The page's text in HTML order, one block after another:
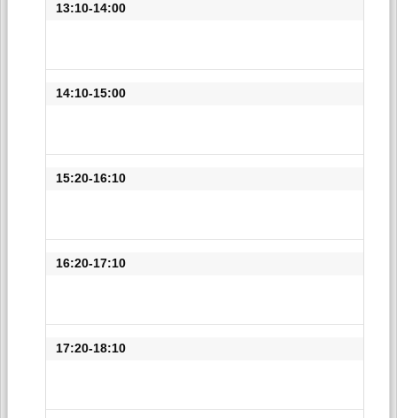
13:10-14:00
14:10-15:00
15:20-16:10
16:20-17:10
17:20-18:10